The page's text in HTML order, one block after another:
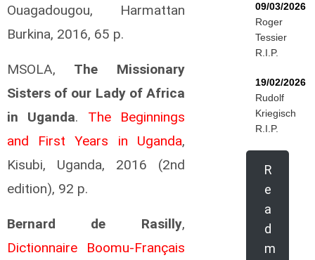
Ouagadougou, Harmattan
Burkina, 2016, 65 p.
MSOLA, The Missionary
Sisters of our Lady of Africa
in Uganda. The Beginnings
and First Years in Uganda,
Kisubi, Uganda, 2016 (2nd
edition), 92 p.
Bernard de Rasilly,
Dictionnaire Boomu-Français
09/03/2026
Roger
Tessier
R.I.P.
19/02/2026
Rudolf
Kriegisch
R.I.P.
R
e
a
d
m